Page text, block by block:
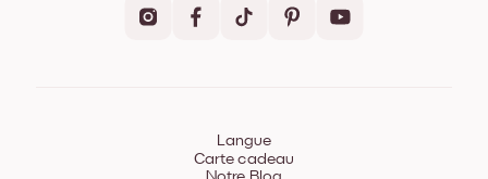
Langue
Carte cadeau